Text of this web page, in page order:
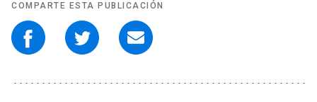
COMPARTE ESTA PUBLICACIÓN